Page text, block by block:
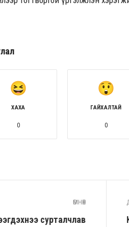
ХАХА
0
ГАЙХАЛТАЙ
0
ӨМНӨХ
сурталчлав